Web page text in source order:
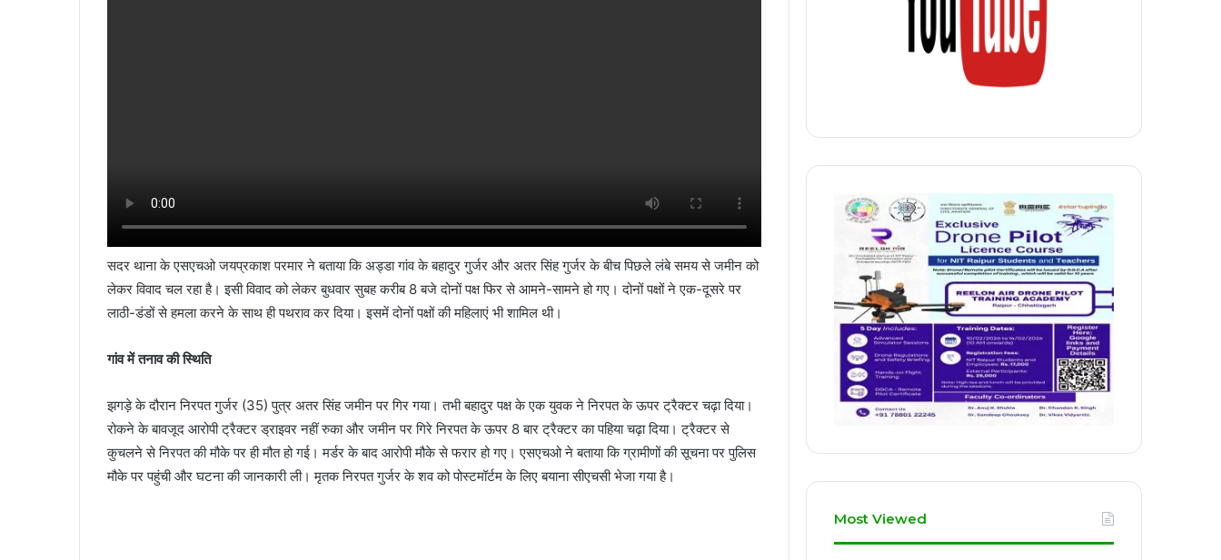
सदर थाना के एसएचओ जयप्रकाश परमार ने बताया कि अड्डा गांव के बहादुर गुर्जर और अतर सिंह गुर्जर के बीच पिछले लंबे समय से जमीन को
लेकर विवाद चल रहा है। इसी विवाद को लेकर बुधवार सुबह करीब 8 बजे दोनों पक्ष फिर से आमने-सामने हो गए। दोनों पक्षों ने एक-दूसरे पर
लाठी-डंडों से हमला करने के साथ ही पथराव कर दिया। इसमें दोनों पक्षों की महिलाएं भी शामिल थी।
गांव में तनाव की स्थिति
झगड़े के दौरान निरपत गुर्जर (35) पुत्र अतर सिंह जमीन पर गिर गया। तभी बहादुर पक्ष के एक युवक ने निरपत के ऊपर ट्रैक्टर चढ़ा दिया।
रोकने के बावजूद आरोपी ट्रैक्टर ड्राइवर नहीं रुका और जमीन पर गिरे निरपत के ऊपर 8 बार ट्रैक्टर का पहिया चढ़ा दिया। ट्रैक्टर से
कुचलने से निरपत की मौके पर ही मौत हो गई। मर्डर के बाद आरोपी मौके से फरार हो गए। एसएचओ ने बताया कि ग्रामीणों की सूचना पर पुलिस
मौके पर पहुंची और घटना की जानकारी ली। मृतक निरपत गुर्जर के शव को पोस्टमॉर्टम के लिए बयाना सीएचसी भेजा गया है।
रायपुर सांसद बृजमोहन अग्रवाल आज पहुंचेंगे पटना,
Most Viewed